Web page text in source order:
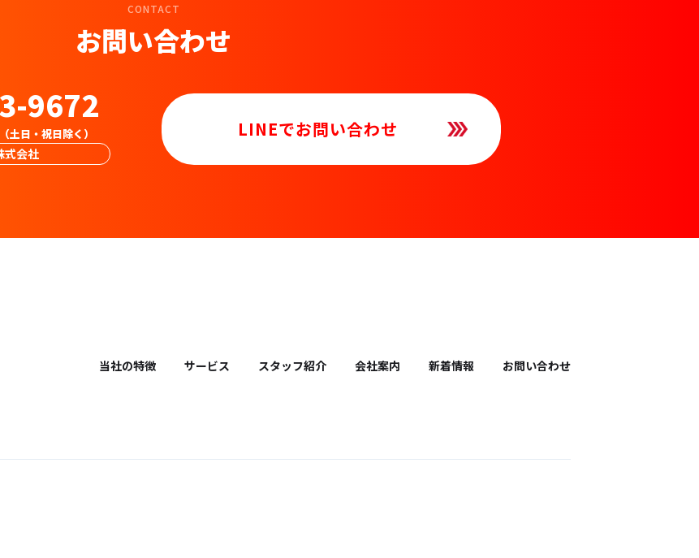
CONTACT
お問い合わせ
9672
日・祝日除く）
式会社
LINEでお問い合わせ
当社の特徴 サービス スタッフ紹介 会社案内 新着情報 お問い合わせ